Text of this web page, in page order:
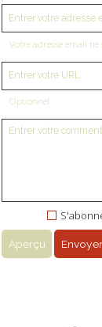
Votre adresse email
Optionnel